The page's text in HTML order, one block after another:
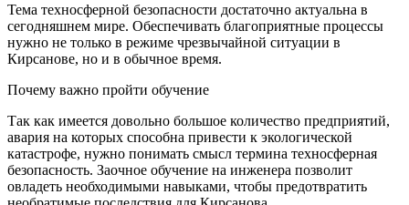
Тема техносферной безопасности достаточно актуальна в
сегодняшнем мире. Обеспечивать благоприятные процессы
нужно не только в режиме чрезвычайной ситуации в
Кирсанове, но и в обычное время.
Почему важно пройти обучение
Так как имеется довольно большое количество предприятий,
авария на которых способна привести к экологической
катастрофе, нужно понимать смысл термина техносферная
безопасность. Заочное обучение на инженера позволит
овладеть необходимыми навыками, чтобы предотвратить